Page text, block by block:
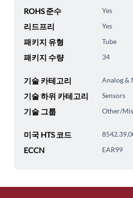
ROHS 준수 Yes
리드프리 Yes
패키지 유형 Tube
패키지 수량 34
기술 카테고리 Analog &
기술 하위 카테고리 Sensors
기술 그룹 Other/
미국 HTS 코드
ECCN EAR99